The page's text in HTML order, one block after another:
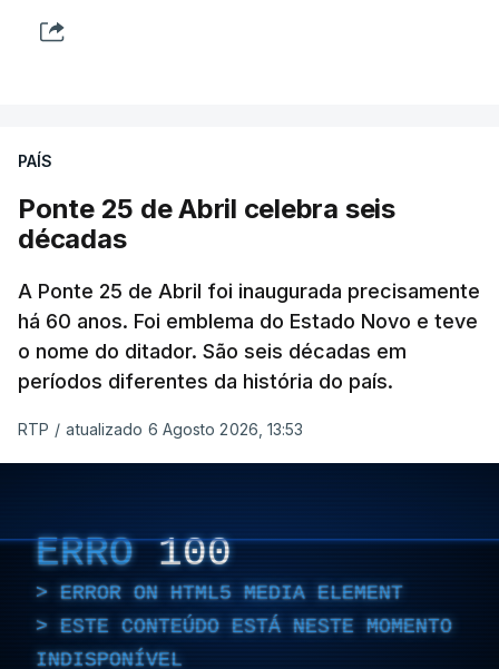
PAÍS
Ponte 25 de Abril celebra seis
décadas
A Ponte 25 de Abril foi inaugurada precisamente
há 60 anos. Foi emblema do Estado Novo e teve
o nome do ditador. São seis décadas em
períodos diferentes da história do país.
RTP / atualizado 6 Agosto 2026, 13:53
ERRO100
ERROR ON HTML5 MEDIA ELEMENT
ESTE CONTEÚDO ESTÁ NESTE MOMENTO
INDISPONÍVEL